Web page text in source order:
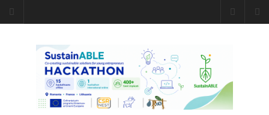
Caiet de
insemnari
DESCARCĂ!